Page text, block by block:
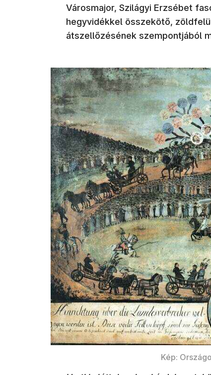
Városmajor, Szilágyi Erzsébet
hegyvidékkel összekötő,
átszellőzésének szempontjából
Kép: